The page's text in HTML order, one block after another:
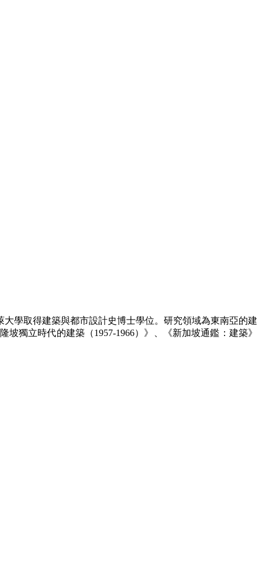
學取得建築與都市設計史博士學位。研究領域為東南亞的建
獨立時代的建築（1957-1966）》、《新加坡通鑑：建築》